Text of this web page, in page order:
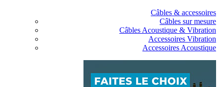
Câbles & accessoires
Câbles sur mesure
Câbles Acoustique & Vibration
Accessoires Vibration
Accessoires Acoustique